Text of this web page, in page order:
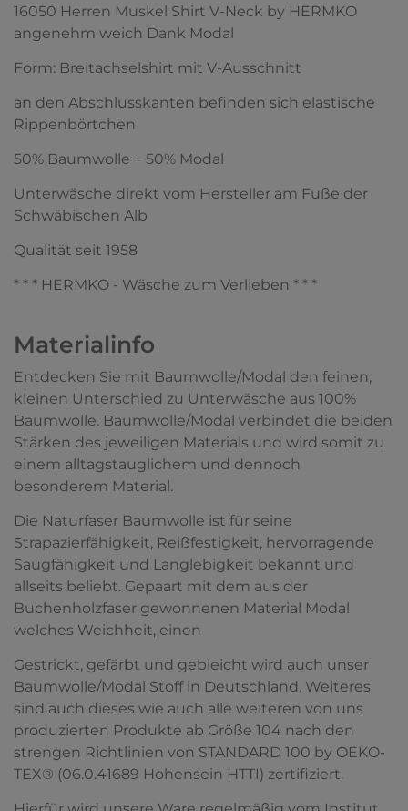
16050 Herren Muskel Shirt V-Neck by HERMKO
angenehm weich Dank Modal
Form: Breitachselshirt mit V-Ausschnitt
an den Abschlusskanten befinden sich elastische
Rippenbörtchen
50% Baumwolle + 50% Modal
Unterwäsche direkt vom Hersteller am Fuße der
Schwäbischen Alb
Qualität seit 1958
* * * HERMKO - Wäsche zum Verlieben * * *
Materialinfo
Entdecken Sie mit Baumwolle/Modal den feinen,
kleinen Unterschied zu Unterwäsche aus 100%
Baumwolle. Baumwolle/Modal verbindet die beiden
Stärken des jeweiligen Materials und wird somit zu
einem alltagstauglichem und dennoch
besonderem Material.
Die Naturfaser Baumwolle ist für seine
Strapazierfähigkeit, Reißfestigkeit, hervorragende
Saugfähigkeit und Langlebigkeit bekannt und
allseits beliebt. Gepaart mit dem aus der
Buchenholzfaser gewonnenen Material Modal
welches Weichheit, einen
Gestrickt, gefärbt und gebleicht wird auch unser
Baumwolle/Modal Stoff in Deutschland. Weiteres
sind auch dieses wie auch alle weiteren von uns
produzierten Produkte ab Größe 104 nach den
strengen Richtlinien von STANDARD 100 by OEKO-
TEX® (06.0.41689 Hohensein HTTI) zertifiziert.